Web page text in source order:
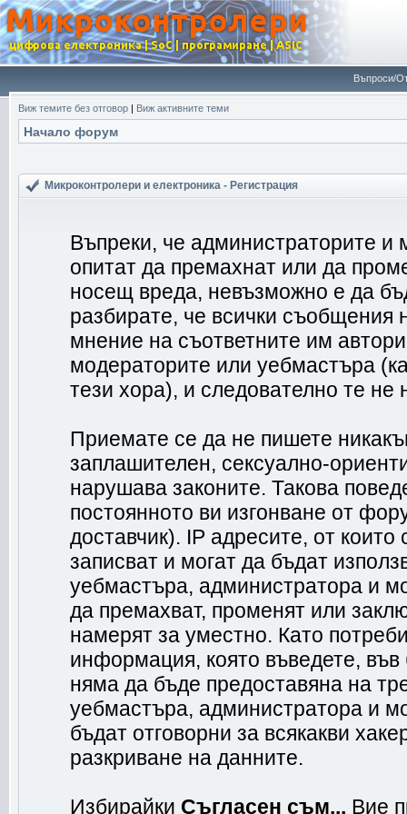
Въпроси/
Виж темите без отговор | Виж активните теми
Начало форум
Микроконтролери и електроника - Регистрация
Въпреки, че администраторите
опитат да премахнат или да
носещ вреда, невъзможно е да
разбирате, че всички съобщения
мнение на съответните им
модераторите или уебмастъра
тези хора), и следователно те не
Приемате се да не пишете
заплашителен, сексуално-
нарушава законите. Такова
постоянното ви изгонване от
доставчик). IP адресите, от
записват и могат да бъдат
уебмастъра, администратора и
да премахват, променят или
намерят за уместно. Като
информация, която въведете,
няма да бъде предоставяна на
уебмастъра, администратора и
бъдат отговорни за всякакви
разкриване на данните.
Избирайки Съгласен съм... Вие